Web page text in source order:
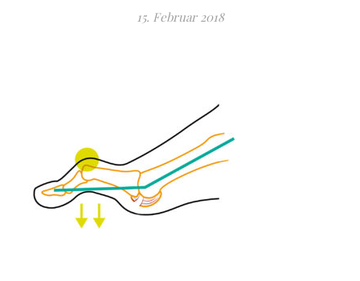
15. Februar 2018